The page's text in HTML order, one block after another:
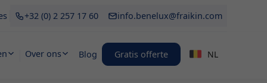
+32 (0) 2 257 17 60 info.benelux@fraikin.com
Over ons Blog Gratis offerte NL